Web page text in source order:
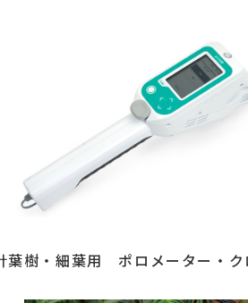
葉樹・細葉用 ポロメーター・